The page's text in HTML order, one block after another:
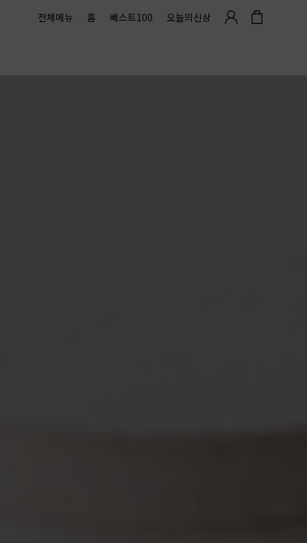
전체메뉴 홈 베스트100 오늘의신상